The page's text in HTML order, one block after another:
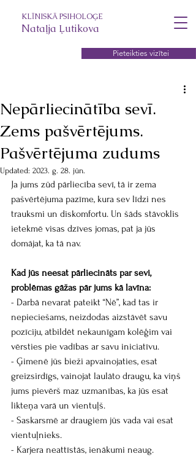
KLĪNISKĀ PSIHOLOĢE
Nataļja Ļutikova
Pieteikties vizītei
Nepārliecinātība sevī.
Zems pašvērtējums.
Pašvērtējuma zudums
Updated: 2023. g. 28. jūn.
Ja jums zūd pārliecība sevī, tā ir zema
pašvērtējuma pazīme, kura sev līdzi nes
trauksmi un diskomfortu. Un šāds stāvoklis
ietekmē visas dzīves jomas, pat ja jūs
domājat, ka tā nav.
Kad jūs neesat pārliecināts par sevi,
problēmas gāžas pār jums kā lavīna:
- Darbā nevarat pateikt “Nē”, kad tas ir
nepieciešams, neizdodas aizstāvēt savu
pozīciju, atbildēt nekaunīgam kolēģim vai
vērsties pie vadības ar savu iniciatīvu.
- Ģimenē jūs bieži apvainojaties, esat
greizsirdīgs, vainojat laulāto draugu, ka viņš
jums pievērš maz uzmanības, ka jūs esat
likteņa varā un vientuļš.
- Saskarsmē ar draugiem jūs vada vai esat
vientuļnieks.
- Karjera neattīstās, ienākumi neaug.